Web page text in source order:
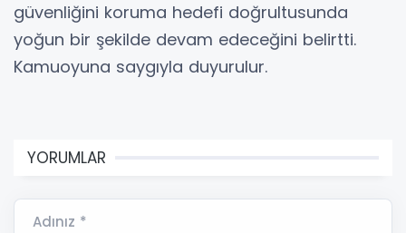
güvenliğini koruma hedefi doğrultusunda
yoğun bir şekilde devam edeceğini belirtti.
Kamuoyuna saygıyla duyurulur.
YORUMLAR
Adınız *